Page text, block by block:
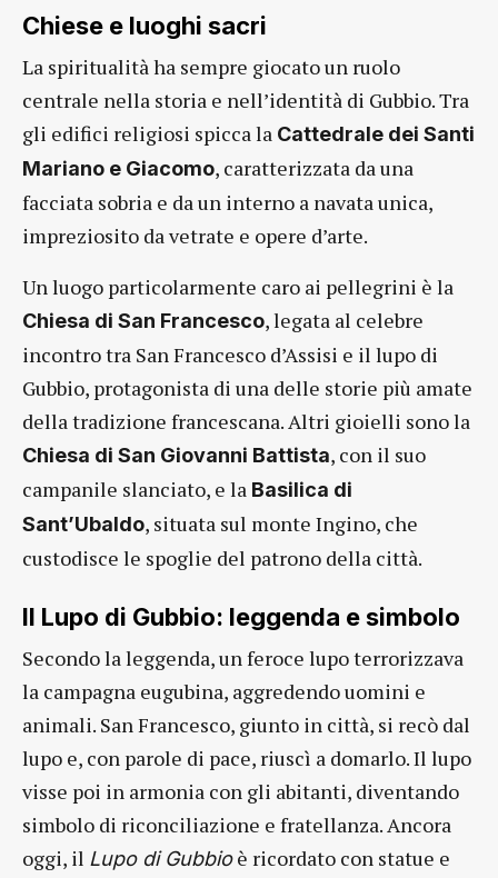
Chiese e luoghi sacri
La spiritualità ha sempre giocato un ruolo
centrale nella storia e nell’identità di Gubbio. Tra
gli edifici religiosi spicca la Cattedrale dei Santi
Mariano e Giacomo, caratterizzata da una
facciata sobria e da un interno a navata unica,
impreziosito da vetrate e opere d’arte.
Un luogo particolarmente caro ai pellegrini è la
Chiesa di San Francesco, legata al celebre
incontro tra San Francesco d’Assisi e il lupo di
Gubbio, protagonista di una delle storie più amate
della tradizione francescana. Altri gioielli sono la
Chiesa di San Giovanni Battista, con il suo
campanile slanciato, e la Basilica di
Sant’Ubaldo, situata sul monte Ingino, che
custodisce le spoglie del patrono della città.
Il Lupo di Gubbio: leggenda e simbolo
Secondo la leggenda, un feroce lupo terrorizzava
la campagna eugubina, aggredendo uomini e
animali. San Francesco, giunto in città, si recò dal
lupo e, con parole di pace, riuscì a domarlo. Il lupo
visse poi in armonia con gli abitanti, diventando
simbolo di riconciliazione e fratellanza. Ancora
oggi, il Lupo di Gubbioè ricordato con statue e